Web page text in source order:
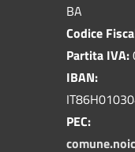
BA
Codice
Partita IVA:
IBAN:
PEC: